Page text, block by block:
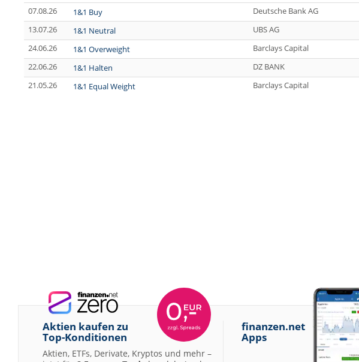
07.08.26 1&1 Buy
Deutsche Bank AG
13.07.26
1&1 Neutral
UBS AG
24.06.26
1&1 Overweight
Barclays Capital
22.06.26
1&1 Halten
DZ BANK
21.05.26
1&1 Equal Weight Barclays Capital
Aktien kaufen zu
Top-Konditionen
Aktien, ETFs, Derivate, Kryptos und mehr –
finanzen.net
Apps